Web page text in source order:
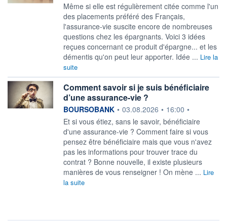
Même si elle est régulièrement citée comme l'un
des placements préféré des Français,
l'assurance-vie suscite encore de nombreuses
questions chez les épargnants. Voici 3 idées
reçues concernant ce produit d'épargne... et les
démentis qu'on peut leur apporter. Idée ... Lire la
suite
Comment savoir si je suis bénéficiaire
d’une assurance-vie ?
information fournie par
BOURSOBANK • 03.08.2026 • 16:00 •
Et si vous étiez, sans le savoir, bénéficiaire
d'une assurance-vie ? Comment faire si vous
pensez être bénéficiaire mais que vous n'avez
pas les informations pour trouver trace du
contrat ? Bonne nouvelle, il existe plusieurs
manières de vous renseigner ! On mène ... Lire
la suite